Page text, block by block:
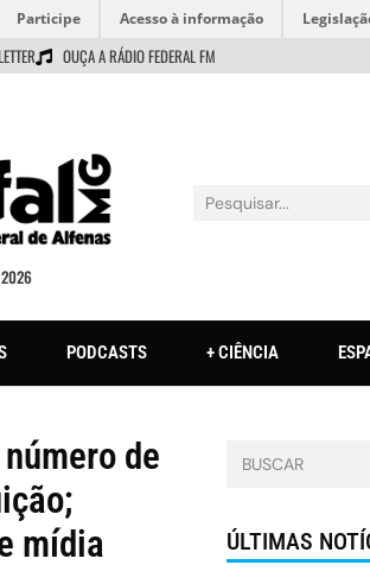
Participe Acesso à informação
OUÇA A RÁDIO FEDERAL FM
PODCASTS + CIÊNCIA
de
mídia
ÚLTIMAS